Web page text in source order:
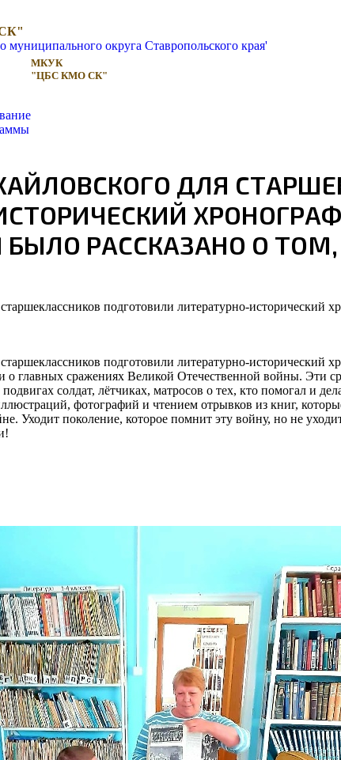
МКУК
"ЦБС КМО СК"
ДЛЯ
РАССКАЗАНО О ТОМ,
подготовили литературно-
подготовили литературно-
о главных сражениях Великой Отечественной войны.
солдат, лётчиках, матросов о тех, кто помогал и
фотографий и чтением отрывков из книг,
Уходит поколение, которое помнит эту войну, но не